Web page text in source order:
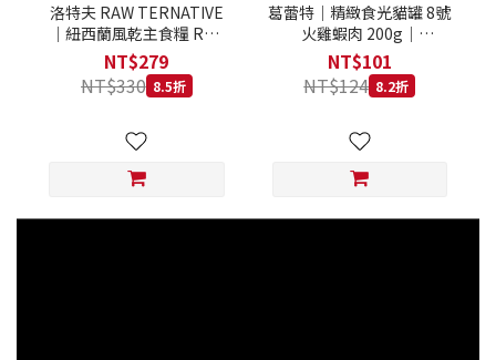
洛特夫 RAW TERNATIVE
｜紐西蘭風乾主食糧 RT3
羊肉 142g｜風乾主食糧 羊
肉 全齡犬 狗飼料
NT$279
NT$330 8.5折
葛蕾特｜精緻食光貓罐 8號
火雞蝦肉 200g｜
GranataPet 200克 主食罐
無穀罐 無膠罐 主食貓罐 德
罐
NT$101
NT$124 8.2折